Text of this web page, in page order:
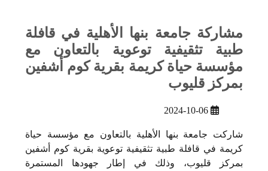
مشاركة جامعة بنها الأهلية في قافلة
طبية تثقيفية توعوية بالتعاون مع
مؤسسة حياة كريمة بقرية كوم أشفين
بمركز قليوب
2024-10-06
شاركت جامعة بنها الأهلية بالتعاون مع مؤسسة حياة
كريمة في قافلة طبية تثقيفية توعوية بقرية كوم أشفين
بمركز قليوب، وذلك في إطار جهودها المستمرة